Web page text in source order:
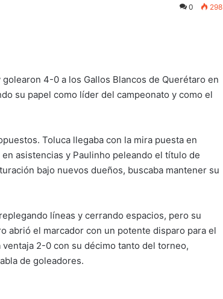
0 298
4-0 a los Gallos Blancos de Querétaro en
su papel como líder del campeonato y como el
Toluca llegaba con la mira puesta en
asistencias y Paulinho peleando el título de
bajo nuevos dueños, buscaba mantener su
líneas y cerrando espacios, pero su
abrió el marcador con un potente disparo para el
2-0 con su décimo tanto del torneo,
de goleadores.